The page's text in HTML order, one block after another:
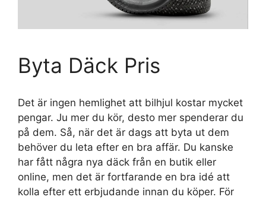
Byta Däck Pris
Det är ingen hemlighet att bilhjul kostar mycket
pengar. Ju mer du kör, desto mer spenderar du
på dem. Så, när det är dags att byta ut dem
behöver du leta efter en bra affär. Du kanske
har fått några nya däck från en butik eller
online, men det är fortfarande en bra idé att
kolla efter ett erbjudande innan du köper. För